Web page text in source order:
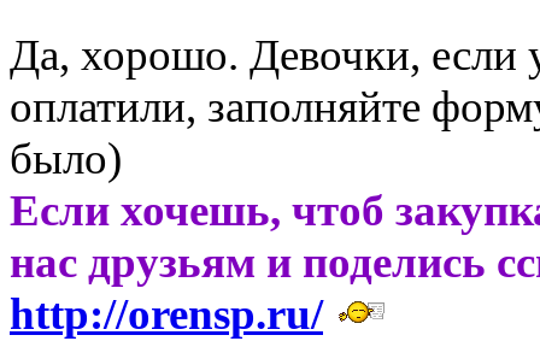
Да, хорошо. Девочки, если
оплатили, заполняйте
было)
Если хочешь, чтоб
нас друзьям и поделись
http://orensp.ru/